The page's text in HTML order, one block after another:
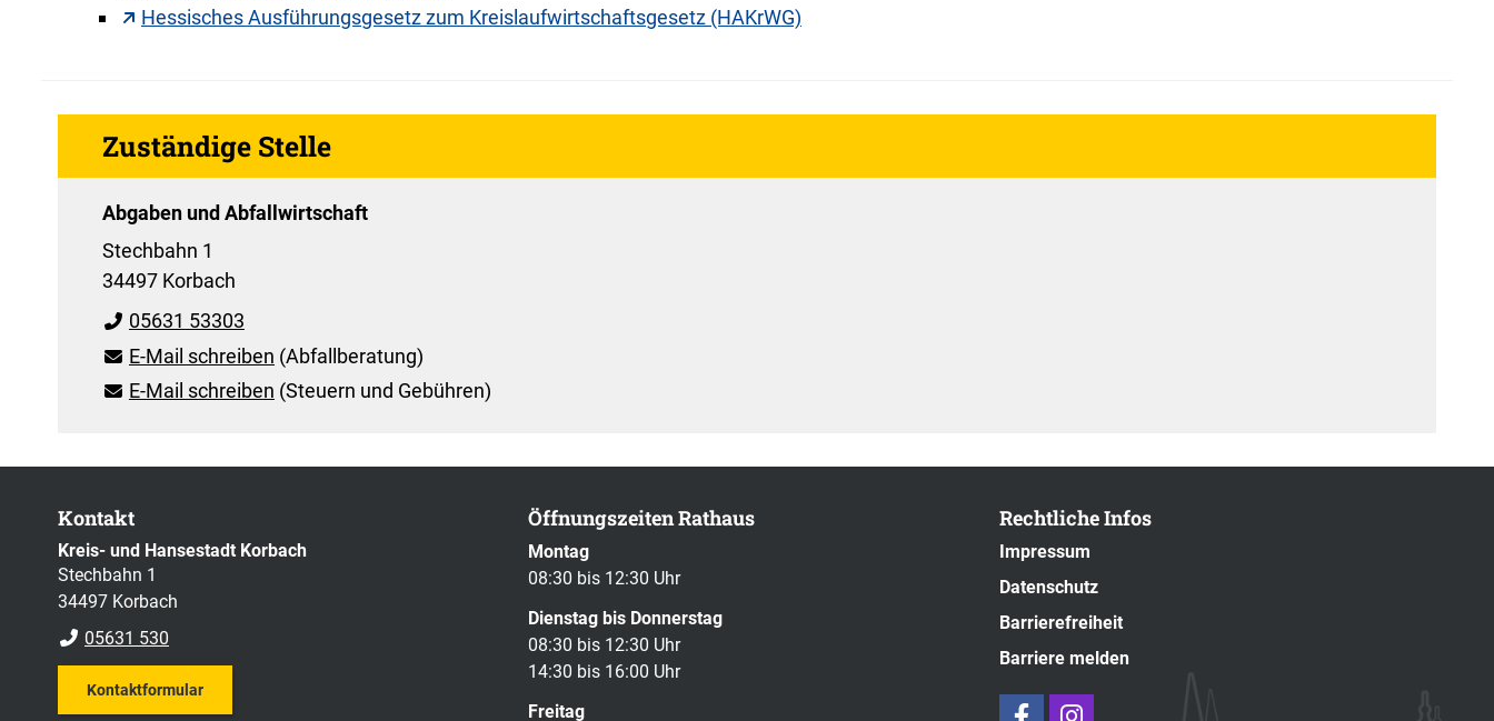
Hessisches Ausführungsgesetz zum Kreislaufwirtschaftsgesetz (HAKrWG)
Zuständige Stelle
Abgaben und Abfallwirtschaft
Stechbahn 1
34497 Korbach
05631 53303
E-Mail schreiben (Abfallberatung)
E-Mail schreiben (Steuern und Gebühren)
Kontakt
Kreis- und Hansestadt Korbach
Stechbahn 1
34497 Korbach
05631 530
Kontaktformular
Öffnungszeiten Rathaus
Montag
08:30 bis 12:30 Uhr
Dienstag bis Donnerstag
08:30 bis 12:30 Uhr
14:30 bis 16:00 Uhr
Freitag
Rechtliche Infos
Impressum
Datenschutz
Barrierefreiheit
Barriere melden